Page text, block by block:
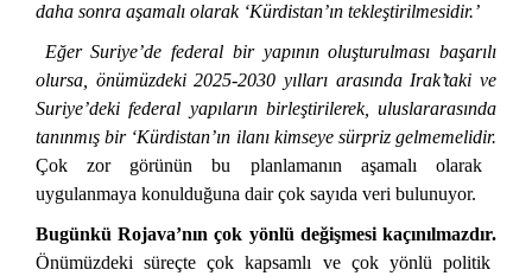
daha sonra aşamalı olarak ‘Kürdistan’ın tekleştirilmesidir.’
Eğer Suriye’de federal bir yapının oluşturulması başarılı
olursa, önümüzdeki 2025-2030 yılları arasında Irak’taki ve
Suriye’deki federal yapıların birleştirilerek, uluslararasında
tanınmış bir ‘Kürdistan’ın ilanı kimseye sürpriz gelmemelidir.
Çok zor görünün bu planlamanın aşamalı olarak
uygulanmaya konulduğuna dair çok sayıda veri bulunuyor.
Bugünkü Rojava’nın çok yönlü değişmesi kaçınılmazdır.
Önümüzdeki süreçte çok kapsamlı ve çok yönlü politik